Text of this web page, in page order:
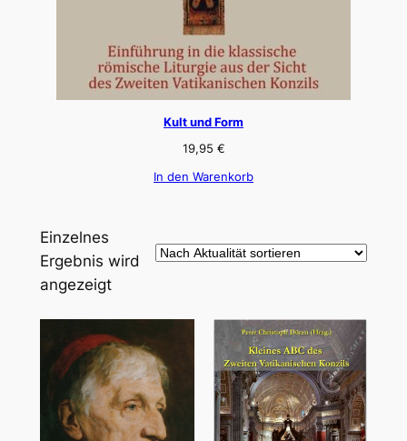
Kult und Form
19,95 €
In den Warenkorb
Einzelnes
Ergebnis wird
angezeigt